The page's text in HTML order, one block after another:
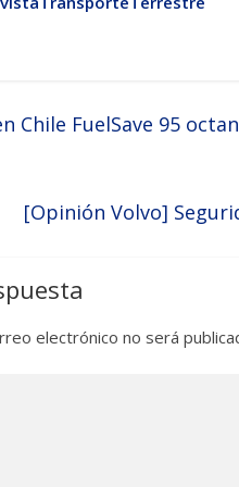
Chile FuelSave 95
[Opinión Volvo]
electrónico no será